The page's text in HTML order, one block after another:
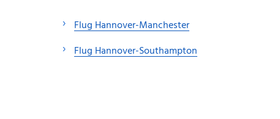
Flug Hannover-Manchester
Flug Hannover-Southampton